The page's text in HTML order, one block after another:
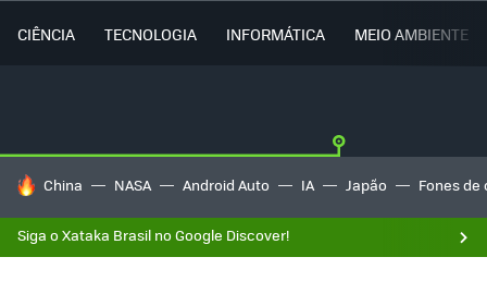
CIÊNCIA TECNOLOGIA INFORMÁTICA MEIO AMBIENTE
TENDÊNCIAS DO DIA
China NASA Android Auto IA Japão Fones de
Siga o Xataka Brasil no Google Discover!